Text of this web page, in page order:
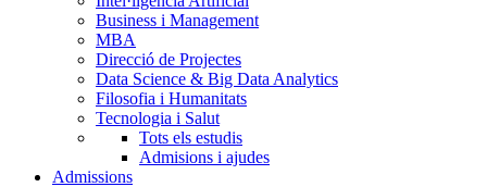
Business i Management
MBA
Direcció de Projectes
Data Science & Big Data Analytics
Filosofia i Humanitats
Tecnologia i Salut
Tots els estudis
Admisions i ajudes
Admissions